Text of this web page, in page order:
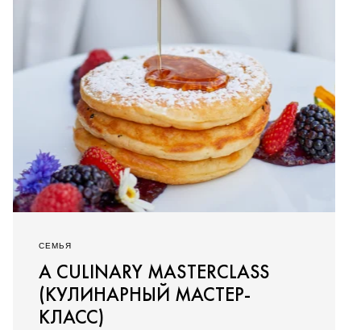
СЕМЬЯ
A CULINARY MASTERCLASS
(КУЛИНАРНЫЙ МАСТЕР-
КЛАСС)